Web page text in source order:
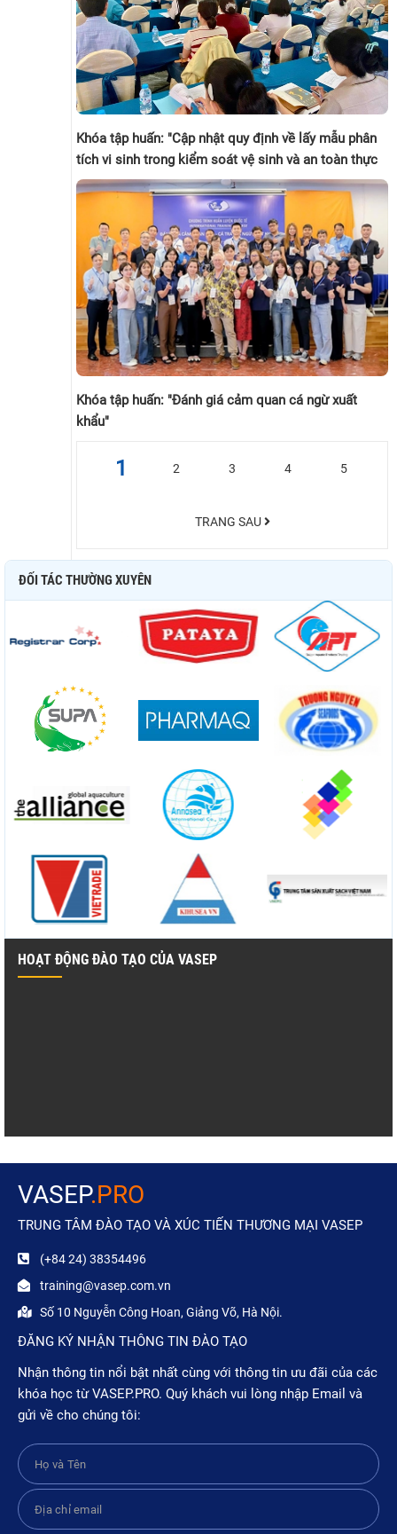
Khóa tập huấn: "Cập nhật quy định về lấy mẫu phân
tích vi sinh trong kiểm soát vệ sinh và an toàn thực
phẩm thủy sản theo Thông tư 80/2025/TT-BNNMT"
Khóa tập huấn: "Đánh giá cảm quan cá ngừ xuất
khẩu"
1 2 3 4 5
TRANG SAU
ĐỐI TÁC THƯỜNG XUYÊN
HOẠT ĐỘNG ĐÀO TẠO CỦA VASEP
VASEP.PRO
TRUNG TÂM ĐÀO TẠO VÀ XÚC TIẾN THƯƠNG MẠI VASEP
(+84 24) 38354496
training@vasep.com.vn
Số 10 Nguyễn Công Hoan, Giảng Võ, Hà Nội.
ĐĂNG KÝ NHẬN THÔNG TIN ĐÀO TẠO
Nhận thông tin nổi bật nhất cùng với thông tin ưu đãi của các
khóa học từ VASEP.PRO. Quý khách vui lòng nhập Email và
gửi về cho chúng tôi: